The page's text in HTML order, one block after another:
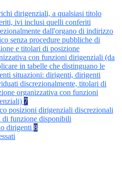
dirigenziali, a qualsiasi titolo
ivi inclusi quelli conferiti
dall'organo di indirizzo
senza procedure pubbliche di
e titolari di posizione
con funzioni dirigenziali (da
in tabelle che distinguano le
situazioni: dirigenti, dirigenti
discrezionalmente, titolari di
organizzativa con funzioni
7
posizioni dirigenziali discrezionali
di funzione disponibili
dirigenti 8